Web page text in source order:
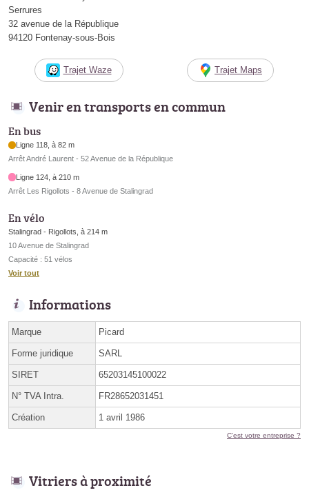
Serrures
32 avenue de la République
94120 Fontenay-sous-Bois
Trajet Waze Trajet Maps
Venir en transports en commun
En bus
Ligne 118, à 82 m
Arrêt André Laurent - 52 Avenue de la République
Ligne 124, à 210 m
Arrêt Les Rigollots - 8 Avenue de Stalingrad
En vélo
Stalingrad - Rigollots, à 214 m
10 Avenue de Stalingrad
Capacité : 51 vélos
Voir tout
Informations
Marque Picard
Forme juridique SARL
SIRET 65203145100022
N° TVA Intra. FR28652031451
Création 1 avril 1986
C'est votre entreprise ?
Vitriers à proximité